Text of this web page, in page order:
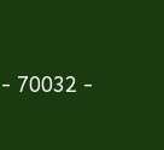
70032 -